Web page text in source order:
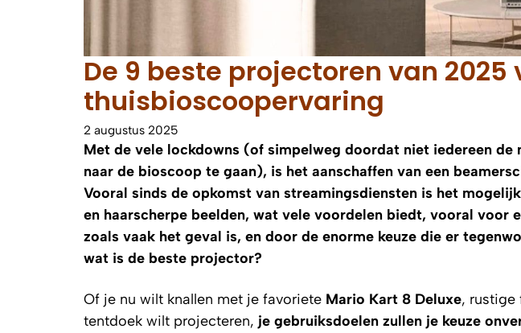
De 9 beste projectoren van
thuisbioscoopervaring
2 augustus 2025
Met de vele lockdowns (of simpelweg doordat niet iedereen
naar de bioscoop te gaan), is het aanschaffen van een
Vooral sinds de opkomst van streamingsdiensten is het
en haarscherpe beelden, wat vele voordelen biedt, vooral voor
zoals vaak het geval is, en door de enorme keuze die er
wat is de beste projector?
Of je nu wilt knallen met je favoriete Mario Kart 8 Deluxe, rustige
tentdoek wilt projecteren, je gebruiksdoelen zullen je keuze